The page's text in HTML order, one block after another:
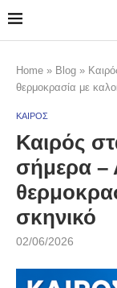
Home » Blog »
θερμοκρασία με
ΚΑΙΡΟΣ
Καιρός
σήμερα –
σκηνικό
02/06/2026